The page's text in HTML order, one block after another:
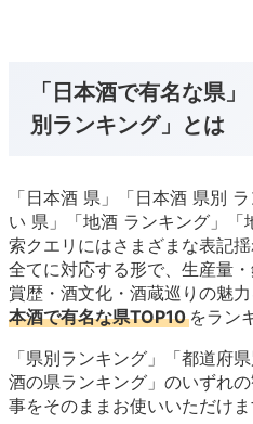
「日本酒で有名な県
別ランキング」とは
「日本酒 県」「日本酒 県別
い 県」「地酒 ランキング」「
索クエリにはさまざまな表記
全てに対応する形で、生産量
賞歴・酒文化・酒蔵巡りの魅
本酒で有名な県TOP10 をラン
「県別ランキング」「都道府
酒の県ランキング」のいずれ
事をそのままお使いいただけま